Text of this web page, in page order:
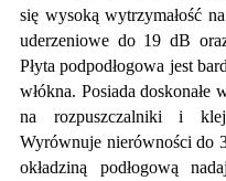
się wysoką wytrzymałość
uderzeniowe do 19 dB
Płyta podpodłogowa jest
włókna. Posiada doskonałe
na rozpuszczalniki i
Wyrównuje nierówności do
okładziną podłogową